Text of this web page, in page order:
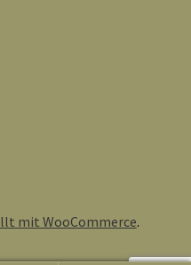
mit WooCommerce.